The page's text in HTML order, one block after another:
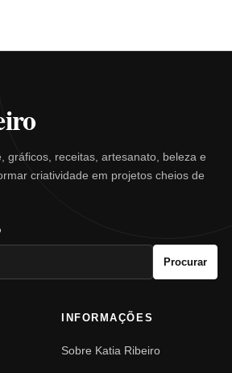
gráficos, receitas, artesanato, beleza e
criatividade em projetos cheios de
Procurar
INFORMAÇÕES
Sobre Katia Ribeiro